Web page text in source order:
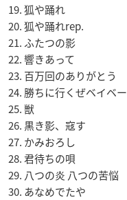
19. 狐や踊れ
20. 狐や踊れrep.
21. ふたつの影
22. 響きあって
23. 百万回のありがとう
24. 勝ちに行くぜベイベー
25. 獣
26. 黒き影、寇す
27. かみおろし
28. 君待ちの唄
29. 八つの炎 八つの苦悩
30. あなめでたや